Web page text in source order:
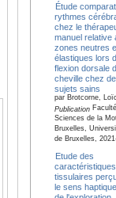
Étude
rythmes
chez le
manuel relative
zones neutres
élastiques lors
flexion dorsale
cheville chez
sujets sains
par Brotcorne, Loïc
Publication
Sciences de la
Bruxelles,
de Bruxelles,
Etude des
caractéristiques
tissulaires
le sens